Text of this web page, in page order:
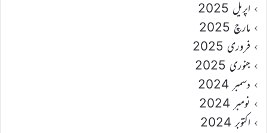
اپریل 2025
مارچ 2025
فروری 2025
جنوری 2025
دسمبر 2024
نومبر 2024
اکتوبر 2024